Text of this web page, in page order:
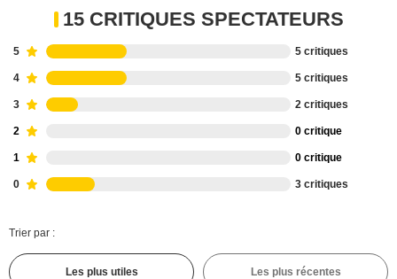
15 CRITIQUES SPECTATEURS
5 5 critiques
4 5 critiques
3 2 critiques
2 0 critique
1 0 critique
0 3 critiques
Trier par :
Les plus utiles Les plus récentes